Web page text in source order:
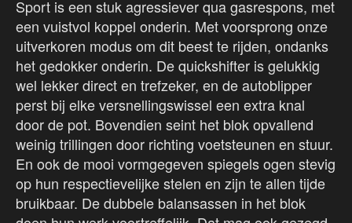
Sport is een stuk agressiever qua gasrespons, met
een vuistvol koppel onderin. Met voorsprong onze
uitverkoren modus om dit beest te rijden, ondanks
het gedokker onderin. De quickshifter is gelukkig
wel lekker direct en trefzeker, en de autoblipper
perst bij elke versnellingswissel een extra knal
door de pot. Bovendien seint het blok opvallend
weinig trillingen door richting voetsteunen en stuur.
En ook de mooi vormgegeven spiegels ogen stevig
op hun respectievelijke stelen en zijn te allen tijde
bruikbaar. De dubbele balansassen in het blok